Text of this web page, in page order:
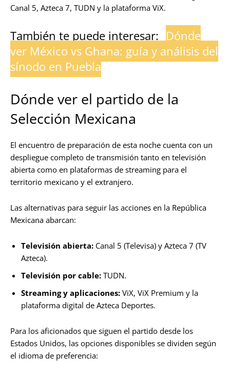
Canal 5, Azteca 7, TUDN y la plataforma ViX.
También te puede interesar: Dónde
ver México vs Ghana: guía y análisis del
sínodo en Puebla
Dónde ver el partido de la
Selección Mexicana
El encuentro de preparación de esta noche cuenta con un
despliegue completo de transmisión tanto en televisión
abierta como en plataformas de streaming para el
territorio mexicano y el extranjero.
Las alternativas para seguir las acciones en la República
Mexicana abarcan:
Televisión abierta: Canal 5 (Televisa) y Azteca 7 (TV
Azteca).
Televisión por cable: TUDN.
Streaming y aplicaciones: ViX, ViX Premium y la
plataforma digital de Azteca Deportes.
Para los aficionados que siguen el partido desde los
Estados Unidos, las opciones disponibles se dividen según
el idioma de preferencia: